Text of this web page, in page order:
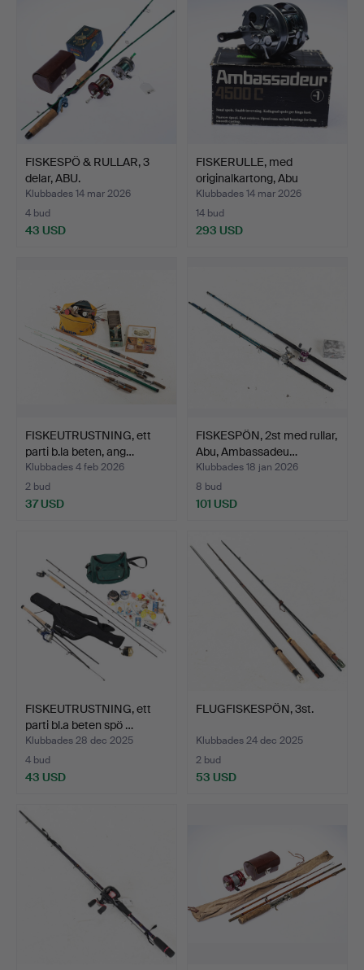
FISKESPÖ & RULLAR, 3
delar, ABU.
Klubbades 14 mar 2026
4 bud
43 USD
FISKERULLE, med
originalkartong, Abu
Ambas…
Klubbades 14 mar 2026
14 bud
293 USD
FISKEUTRUSTNING, ett
parti b.la beten, ang…
Klubbades 4 feb 2026
2 bud
37 USD
FISKESPÖN, 2st med rullar,
Abu, Ambassadeu…
Klubbades 18 jan 2026
8 bud
101 USD
FISKEUTRUSTNING, ett
parti bl.a beten spö …
Klubbades 28 dec 2025
4 bud
43 USD
FLUGFISKESPÖN, 3st.
Klubbades 24 dec 2025
2 bud
53 USD